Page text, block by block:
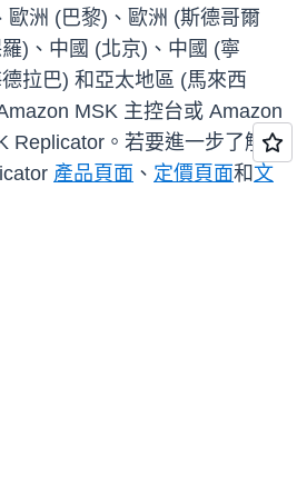
歐洲 (巴黎)、歐洲 (斯德哥爾
)、中國 (北京)、中國 (寧
拉巴) 和亞太地區 (馬來西
MSK 主控台或 Amazon
Replicator。若要進一步了解，
產品頁面 、 定價頁面和文